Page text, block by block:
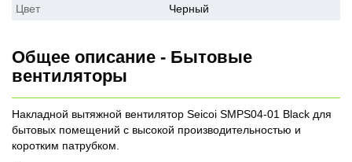
Цвет
Черный
Общее описание - Бытовые
вентиляторы
Накладной вытяжной вентилятор Seicoi SMPS04-01 Black для
бытовых помещений с высокой производительностью и
коротким патрубком.